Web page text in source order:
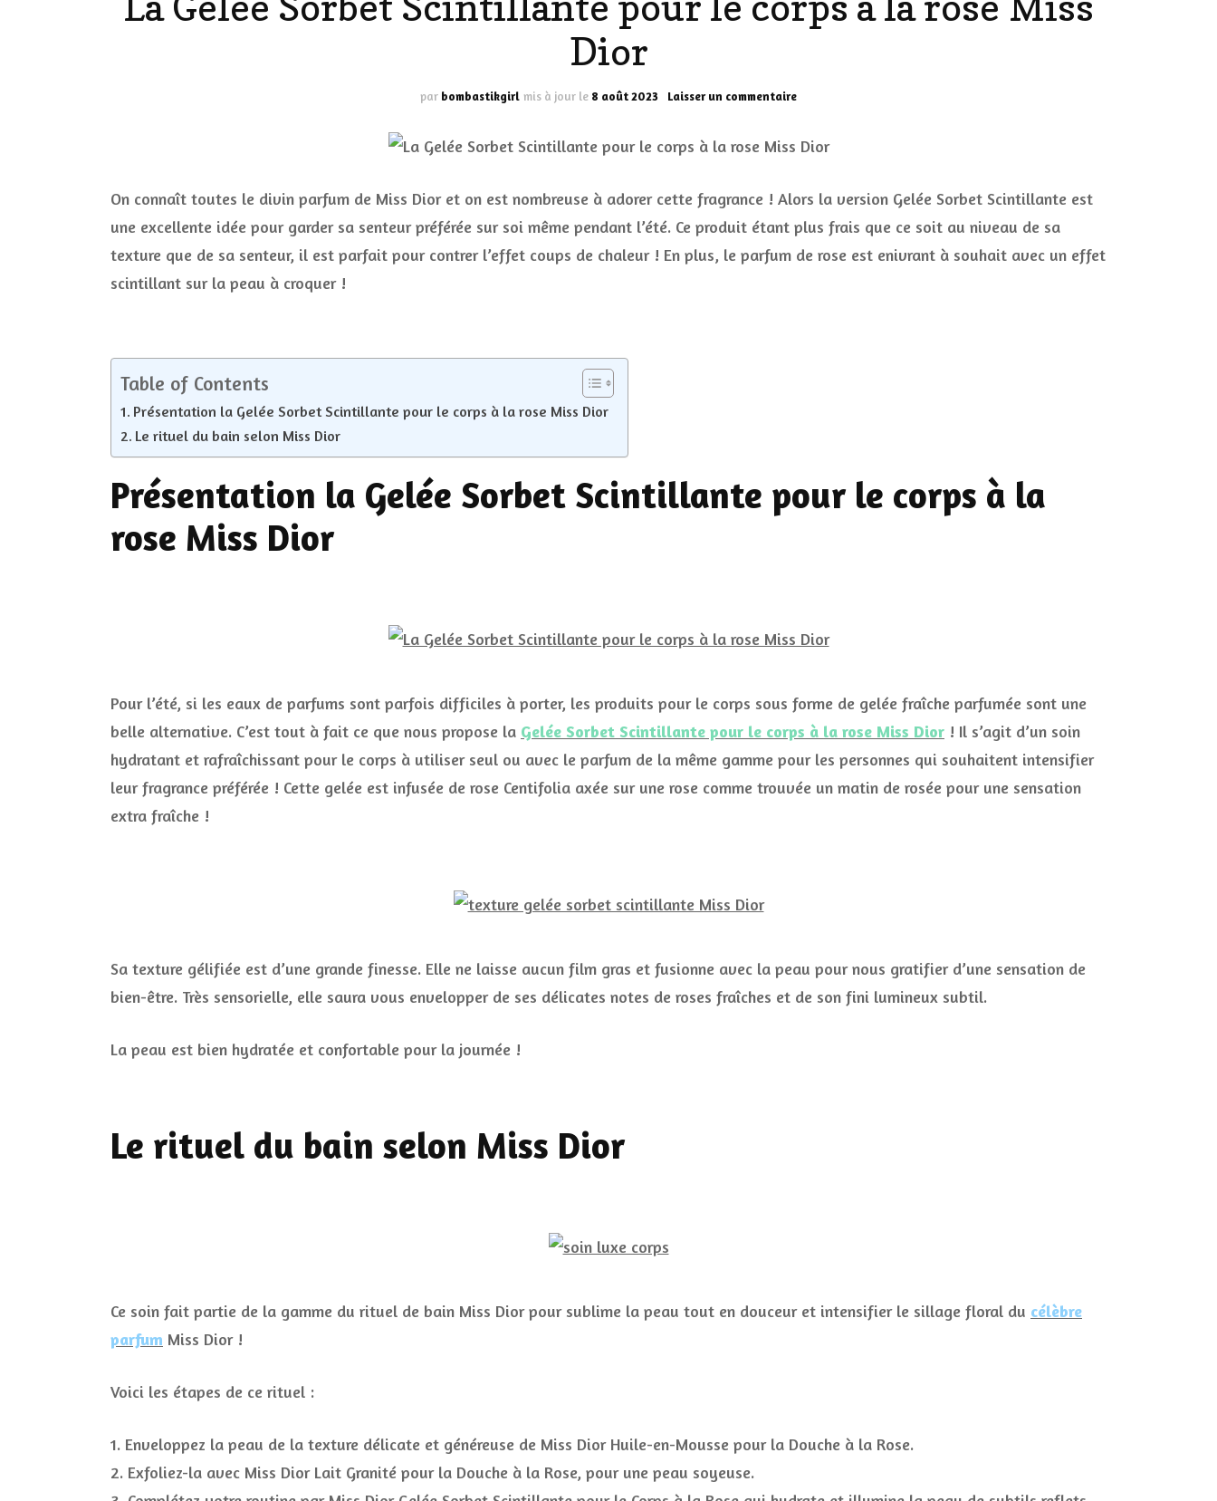
LES DÉOS
LES CHEVEUX
LA VIE PLUS SIMPLE…
ACCESSOIRES BIEN
LES ACCESSOIRES
DÉCO MAISON
LES CALENDRIERS DE
L’AVENT
Dior
par bombastikgirl mis à jour le 8 août 2023 Laisser un commentairesur
Sorbet
le
corps
à
la
On connaît toutes le divin parfum de Miss Dior et on est nombreuse à adorer cette fragrance ! Alors la version Gelée Sorbet Scintillante est
une excellente idée pour garder sa senteur préférée sur soi même pendant l’été. Ce produit étant plus frais que ce soit au niveau de sa
texture que de sa senteur, il est parfait pour contrer l’effet coups de chaleur ! En plus, le parfum de rose est enivrant à souhait avec un effet
scintillant sur la peau à croquer !
Table of Contents
Présentation la Gelée Sorbet Scintillante pour le corps à la rose Miss Dior
Le rituel du bain selon Miss Dior
Présentation la Gelée Sorbet Scintillante pour le corps à la
rose Miss Dior
Pour l’été, si les eaux de parfums sont parfois difficiles à porter, les produits pour le corps sous forme de gelée fraîche parfumée sont une
belle alternative. C’est tout à fait ce que nous propose la Gelée Sorbet Scintillante pour le corps à la rose Miss Dior ! Il s’agit d’un soin
hydratant et rafraîchissant pour le corps à utiliser seul ou avec le parfum de la même gamme pour les personnes qui souhaitent intensifier
leur fragrance préférée ! Cette gelée est infusée de rose Centifolia axée sur une rose comme trouvée un matin de rosée pour une sensation
extra fraîche !
Sa texture gélifiée est d’une grande finesse. Elle ne laisse aucun film gras et fusionne avec la peau pour nous gratifier d’une sensation de
bien-être. Très sensorielle, elle saura vous envelopper de ses délicates notes de roses fraîches et de son fini lumineux subtil.
La peau est bien hydratée et confortable pour la journée !
Le rituel du bain selon Miss Dior
Ce soin fait partie de la gamme du rituel de bain Miss Dior pour sublime la peau tout en douceur et intensifier le sillage floral du célèbre
parfum Miss Dior !
Voici les étapes de ce rituel :
1. Enveloppez la peau de la texture délicate et généreuse de Miss Dior Huile-en-Mousse pour la Douche à la Rose.
2. Exfoliez-la avec Miss Dior Lait Granité pour la Douche à la Rose, pour une peau soyeuse.